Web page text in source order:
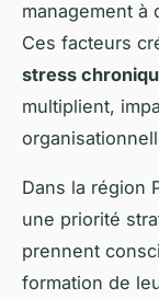
management à
Ces facteurs
stress
multiplient,
Dans la région
une priorité
prennent
formation de